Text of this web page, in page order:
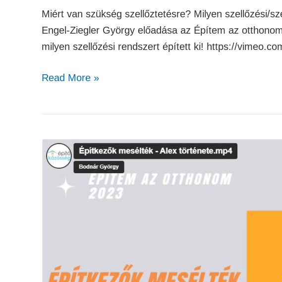
Miért van szükség szellőztetésre? Milyen szellőzési/
Engel-Ziegler György előadása az Építem az
milyen szellőzési rendszert épített ki! https://
Read More »
Építkezők
mesélték